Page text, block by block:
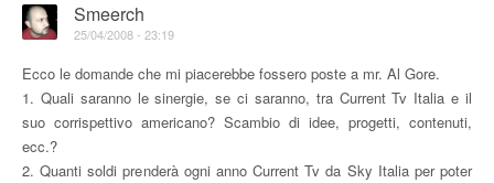
Smeerch
25/04/2008 - 23:19
Ecco le domande che mi piacerebbe fossero poste a mr. Al Gore.
1. Quali saranno le sinergie, se ci saranno, tra Current Tv Italia e il
suo corrispettivo americano? Scambio di idee, progetti, contenuti,
ecc.?
2. Quanti soldi prenderà ogni anno Current Tv da Sky Italia per poter